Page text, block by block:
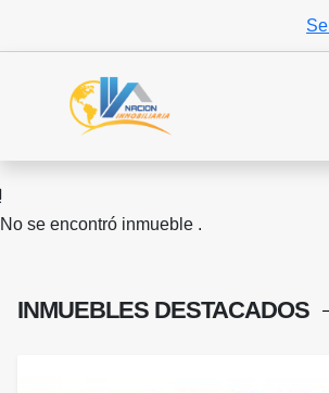
No se encontró inmueble .
INMUEBLES DESTACADOS